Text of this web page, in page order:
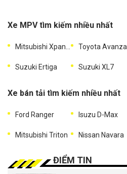
Xe MPV tìm kiếm nhiều nhất
Toyota Avanza
Suzuki Ertiga Suzuki XL7
Xe bán tải tìm kiếm nhiều nhất
Ford Ranger Isuzu D-Max
Mitsubishi Triton Nissan Navara
ĐIỂM TIN